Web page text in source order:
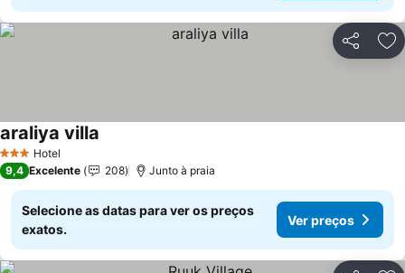
Partilhar
3 EstrelasHotel
araliya villa
9,4 Excelente 208 Junto à praia
Selecione as datas para ver os preços
exatos.
Ver preços